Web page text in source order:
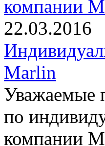
22.03.2016
Marlin
Уважаемые
по
компании